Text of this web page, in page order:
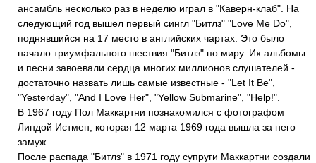
ансамбль несколько раз в неделю играл в "Каверн-клаб". На
следующий год вышел первый сингл "Битлз" "Love Me Do",
поднявшийся на 17 место в английских чартах. Это было
начало триумфального шествия "Битлз" по миру. Их альбомы
и песни завоевали сердца многих миллионов слушателей -
достаточно назвать лишь самые известные - "Let It Be",
"Yesterday", "And I Love Her", "Yellow Submarine", "Help!".
В 1967 году Пол Маккартни познакомился с фотографом
Линдой Истмен, которая 12 марта 1969 года вышла за него
замуж.
После распада "Битлз" в 1971 году супруги Маккартни создали